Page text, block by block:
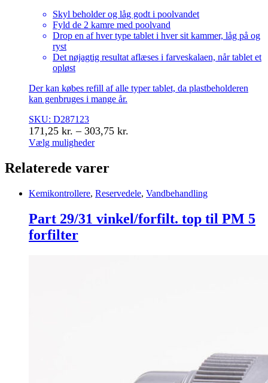
Skyl beholder og låg godt i poolvandet
Fyld de 2 kamre med poolvand
Drop en af hver type tablet i hver sit kammer, låg på og
ryst
Det nøjagtig resultat aflæses i farveskalaen, når tablet et
opløst
Der kan købes refill af alle typer tablet, da plastbeholderen
kan genbruges i mange år.
SKU: D287123
171,25 kr. – 303,75 kr.
Vælg muligheder
vare
har
varianter.
kan
vælges
på
Relaterede varer
Kemikontrollere, Reservedele, Vandbehandling
Part 29/31 vinkel/forfilt. top til PM 5
forfilter